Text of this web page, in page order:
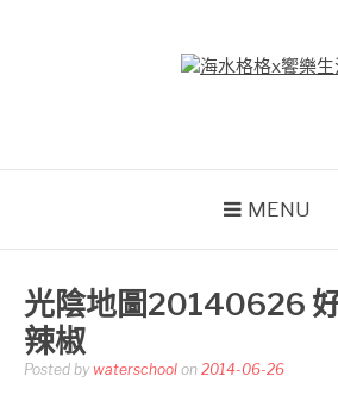
MENU
光陰地圖20140626
辣椒
Posted by waterschool on 2014-06-26